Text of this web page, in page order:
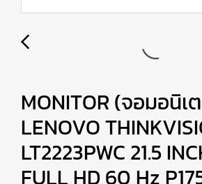
MONITOR (จอมอนิเ
LENOVO
LT2223PWC 21.5
FULL HD 60 Hz